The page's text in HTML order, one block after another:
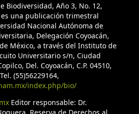
Biodiversidad, Año 3, No. 12,
una publicación trimestral
Nacional Autónoma de
Delegación Coyoacán,
México, a través del Instituto de
Universitario s/n, Ciudad
Del. Coyoacán, C.P. 04510,
(55)56229164,
index.php/bio/
Editor responsable: Dr.
Reserva de Derechos al